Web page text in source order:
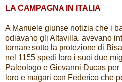
LA CAMPAGNA IN ITALIA
A Manuele giunse notizia che i
odiavano gli Altavilla, avevano
tornare sotto la protezione di
nel 1155 spedì loro i suoi due
Paleologo e Giovanni Ducas per
loro e magari con Federico che